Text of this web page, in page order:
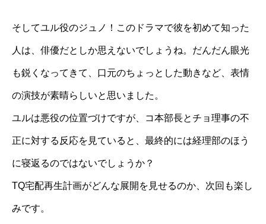
そしてユル役のジュノ！このドラマで彼を初めて知った
人は、俳優だとしか思えないでしょうね。だんだん眼光
も鋭くなってきて、口元のちょっとした動きなど、表情
の演技が素晴らしいと思いました。
ユルは悪役の位置づけですが、コ本部長とチョ理事の不
正に対する反応を見ていると、最終的には経理部のほう
に寝返るのではないでしょうか？
TQ宅配再生計画がどんな展開を見せるのか、次回も楽し
みです。